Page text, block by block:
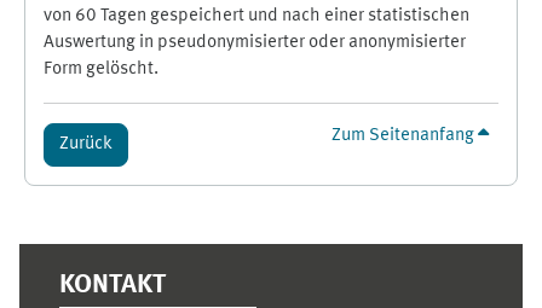
von 60 Tagen gespeichert und nach einer statistischen
Auswertung in pseudonymisierter oder anonymisierter
Form gelöscht.
Zurück Zum Seitenanfang
KONTAKT